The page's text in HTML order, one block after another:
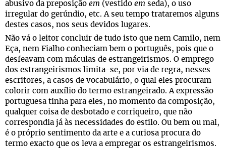
abusivo da preposição em (vestido em seda), o uso
irregular do gerúndio, etc. A seu tempo trataremos alguns
destes casos, nos seus devidos lugares.
Não vá o leitor concluir de tudo isto que nem Camilo, nem
Eça, nem Fialho conheciam bem o português, pois que o
desfeavam com máculas de estrangeirismos. O emprego
dos estrangeirismos limita-se, por via de regra, nesses
escritores, a casos de vocabulário, o qual eles procuram
colorir com auxílio do termo estrangeirado. A expressão
portuguesa tinha para eles, no momento da composição,
qualquer coisa de desbotado e corriqueiro, que não
correspondia já às necessidades do estilo. Ou bem ou mal,
é o próprio sentimento da arte e a curiosa procura do
termo exacto que os leva a empregar os estrangeirismos.